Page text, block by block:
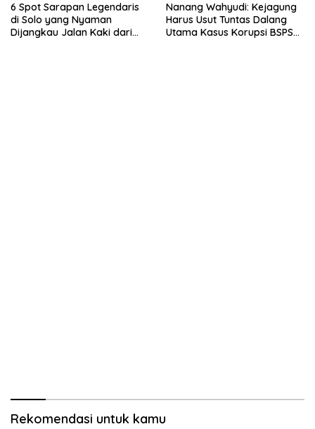
6 Spot Sarapan Legendaris
di Solo yang Nyaman
Dijangkau Jalan Kaki dari
Nanang Wahyudi: Kejagung
Harus Usut Tuntas Dalang
Utama Kasus Korupsi BSPS
Rekomendasi untuk kamu